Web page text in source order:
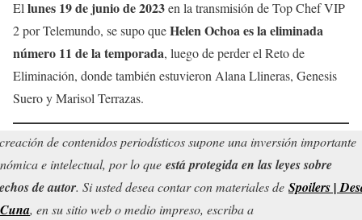
El lunes 19 de junio de 2023en la transmisión de Top Chef VIP
2 por Telemundo, se supo queHelen Ochoa es la eliminada
número 11 de la temporada, luego de perder el Reto de
Eliminación, donde también estuvieron Alana Llineras, Genesis
Suero y Marisol Terrazas.
de contenidos periodísticos supone una inversión importante
e intelectual, por lo que está protegida en las leyes sobre
de autor. Si usted desea contar con materiales de Spoilers |
, en su sitio web o medio impreso, escriba a